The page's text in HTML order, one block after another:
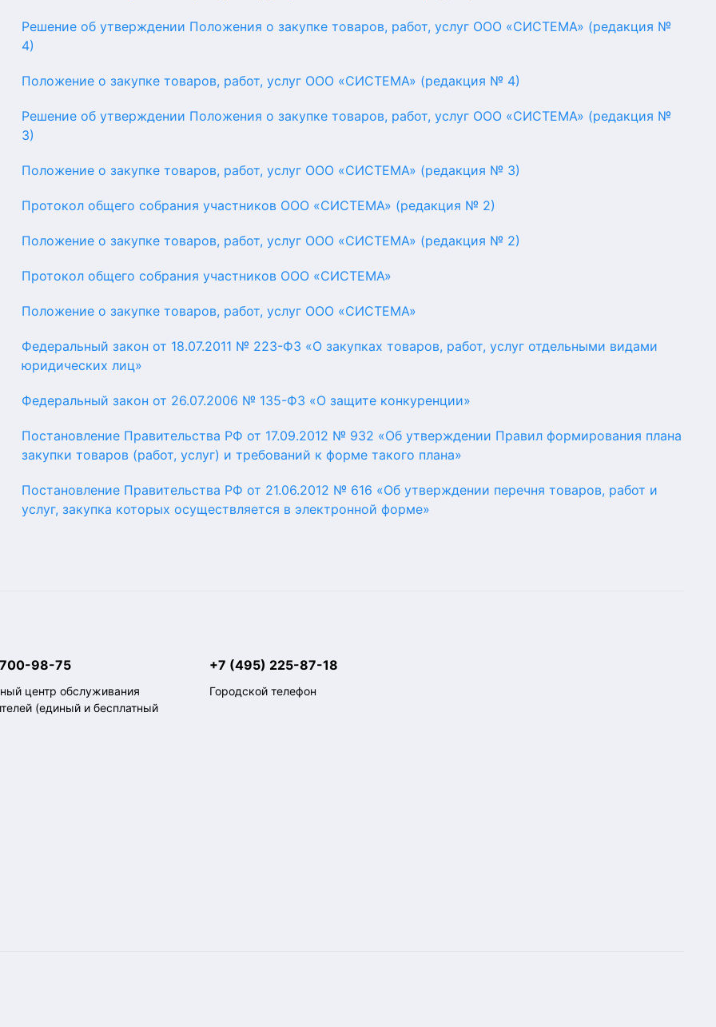
Решение об утверждении Положения о закупке товаров, работ, услуг ООО «СИСТЕМА» (редакция №
4)
Положение о закупке товаров, работ, услуг ООО «СИСТЕМА» (редакция № 4)
Решение об утверждении Положения о закупке товаров, работ, услуг ООО «СИСТЕМА» (редакция №
3)
Положение о закупке товаров, работ, услуг ООО «СИСТЕМА» (редакция № 3)
Протокол общего собрания участников ООО «СИСТЕМА» (редакция № 2)
Положение о закупке товаров, работ, услуг ООО «СИСТЕМА» (редакция № 2)
Протокол общего собрания участников ООО «СИСТЕМА»
Положение о закупке товаров, работ, услуг ООО «СИСТЕМА»
Федеральный закон от 18.07.2011 № 223-ФЗ «О закупках товаров, работ, услуг отдельными видами
юридических лиц»
Федеральный закон от 26.07.2006 № 135-ФЗ «О защите конкуренции»
Постановление Правительства РФ от 17.09.2012 № 932 «Об утверждении Правил формирования плана
закупки товаров (работ, услуг) и требований к форме такого плана»
Постановление Правительства РФ от 21.06.2012 № 616 «Об утверждении перечня товаров, работ и
услуг, закупка которых осуществляется в электронной форме»
98-75
центр обслуживания
(единый и бесплатный
+7 (495) 225-87-18
Городской телефон